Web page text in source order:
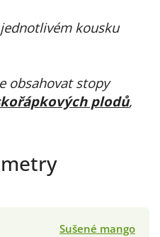
kousku
obsahovat stopy
plodů,
Sušené mango